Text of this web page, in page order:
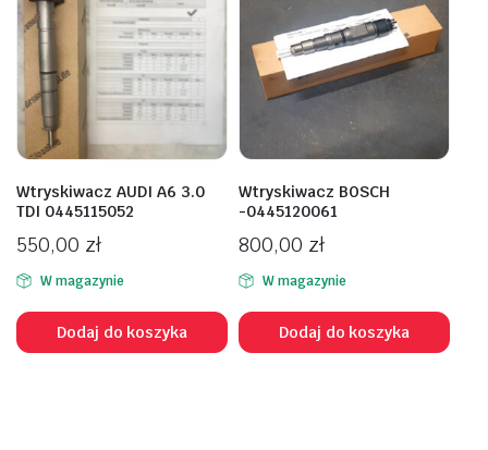
Wtryskiwacz AUDI A6 3.0
TDI 0445115052
550,00 zł
W magazynie
Dodaj do koszyka
Wtryskiwacz BOSCH
-0445120061
800,00 zł
W magazynie
Dodaj do koszyka